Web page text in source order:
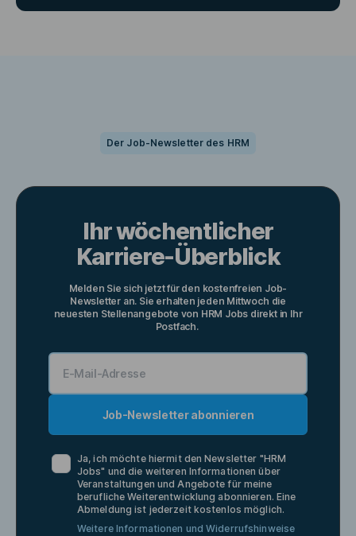
Der Job-Newsletter des HRM
Ihr wöchentlicher
Karriere-Überblick
Melden Sie sich jetzt für den kostenfreien Job-
Newsletter an. Sie erhalten jeden Mittwoch die
neuesten Stellenangebote von HRM Jobs direkt in Ihr
Postfach.
Job-Newsletter abonnieren
Ja, ich möchte hiermit den Newsletter "HRM
Jobs" und die weiteren Informationen über
Veranstaltungen und Angebote für meine
berufliche Weiterentwicklung abonnieren. Eine
Abmeldung ist jederzeit kostenlos möglich.
Weitere Informationen und Widerrufshinweise